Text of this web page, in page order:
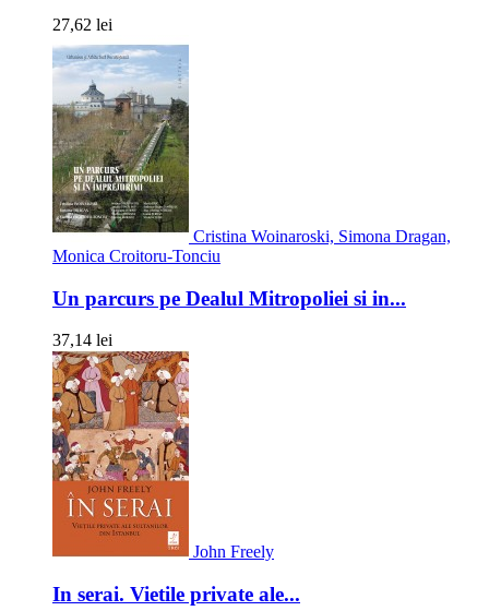
27,62 lei
Cristina Woinaroski, Simona Dragan,
Monica Croitoru-Tonciu
Un parcurs pe Dealul Mitropoliei si in...
37,14 lei
John Freely
In serai. Vietile private ale...